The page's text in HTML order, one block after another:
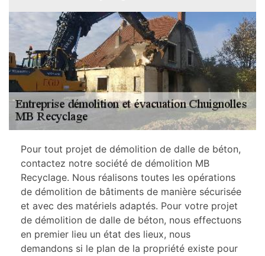
Pour tout projet de démolition de dalle de béton,
contactez notre société de démolition MB
Recyclage. Nous réalisons toutes les opérations
de démolition de bâtiments de manière sécurisée
et avec des matériels adaptés. Pour votre projet
de démolition de dalle de béton, nous effectuons
en premier lieu un état des lieux, nous
demandons si le plan de la propriété existe pour